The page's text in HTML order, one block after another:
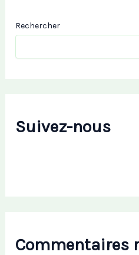
Rechercher
Suivez-nous
Commentaires